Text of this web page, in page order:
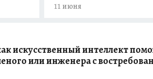
11 июня
искусственный интеллект
или инженера с